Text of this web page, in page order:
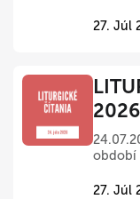
27. Júl
2026
období
27. Júl